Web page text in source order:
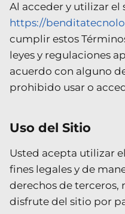
Al acceder y utilizar el
https://
cumplir estos
leyes y regulaciones
acuerdo con alguno
prohibido usar o
Uso del Sitio
Usted acepta utilizar
fines legales y de
derechos de terceros,
disfrute del sitio por